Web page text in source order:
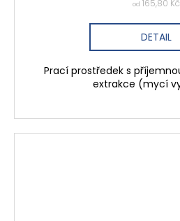
od 165,80 Kč
DETAIL
Prací prostředek s
extrakce (mycí